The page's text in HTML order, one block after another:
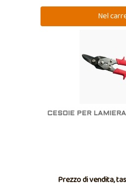
CESOIE PER
Prezzo di vendita,